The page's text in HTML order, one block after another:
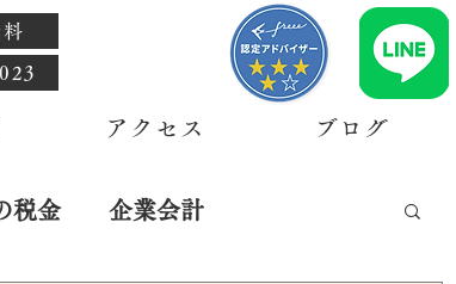
アクセス ブログ
税金 企業会計